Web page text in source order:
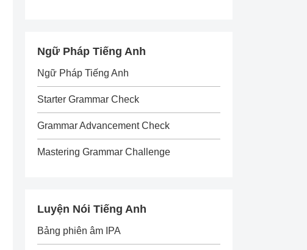
Ngữ Pháp Tiếng Anh
Ngữ Pháp Tiếng Anh
Starter Grammar Check
Grammar Advancement Check
Mastering Grammar Challenge
Luyện Nói Tiếng Anh
Bảng phiên âm IPA